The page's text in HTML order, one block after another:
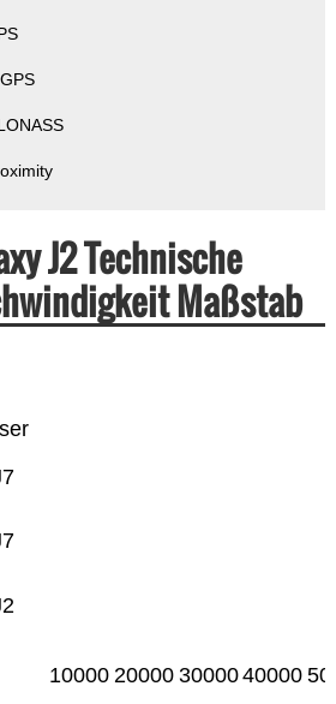
J2 Technische
Maßstab
10000 20000 3000040000